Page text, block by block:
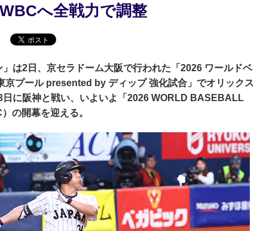
へ全戦力で調整
は2日、京セラドーム大阪で行われた「2026 ワールドベ
プール presented by ディップ 強化試合」でオリックス
日に阪神と戦い、いよいよ「2026 WORLD BASEBALL
の開幕を迎える。